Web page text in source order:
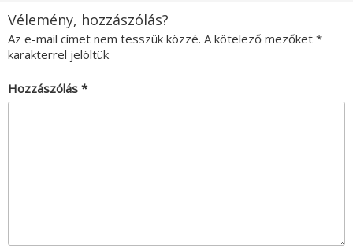
Vélemény, hozzászólás?
Az e-mail címet nem tesszük közzé. A kötelező mezőket *
karakterrel jelöltük
Hozzászólás *